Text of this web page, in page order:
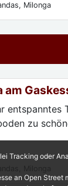
Milonga
am
entspanntes
zu
Tracking oder
an Open